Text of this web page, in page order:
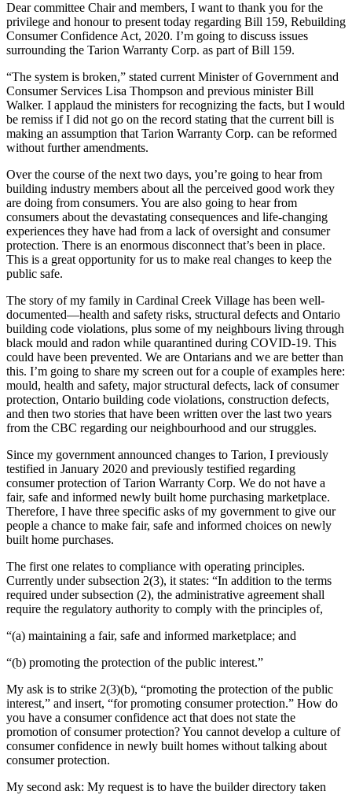
Dear committee Chair and members, I want to thank you for the
privilege and honour to present today regarding Bill 159, Rebuilding
Consumer Confidence Act, 2020. I’m going to discuss issues
surrounding the Tarion Warranty Corp. as part of Bill 159.
“The system is broken,” stated current Minister of Government and
Consumer Services Lisa Thompson and previous minister Bill
Walker. I applaud the ministers for recognizing the facts, but I would
be remiss if I did not go on the record stating that the current bill is
making an assumption that Tarion Warranty Corp. can be reformed
without further amendments.
Over the course of the next two days, you’re going to hear from
building industry members about all the perceived good work they
are doing from consumers. You are also going to hear from
consumers about the devastating consequences and life-changing
experiences they have had from a lack of oversight and consumer
protection. There is an enormous disconnect that’s been in place.
This is a great opportunity for us to make real changes to keep the
public safe.
The story of my family in Cardinal Creek Village has been well-
documented—health and safety risks, structural defects and Ontario
building code violations, plus some of my neighbours living through
black mould and radon while quarantined during COVID-19. This
could have been prevented. We are Ontarians and we are better than
this. I’m going to share my screen out for a couple of examples here:
mould, health and safety, major structural defects, lack of consumer
protection, Ontario building code violations, construction defects,
and then two stories that have been written over the last two years
from the CBC regarding our neighbourhood and our struggles.
Since my government announced changes to Tarion, I previously
testified in January 2020 and previously testified regarding
consumer protection of Tarion Warranty Corp. We do not have a
fair, safe and informed newly built home purchasing marketplace.
Therefore, I have three specific asks of my government to give our
people a chance to make fair, safe and informed choices on newly
built home purchases.
The first one relates to compliance with operating principles.
Currently under subsection 2(3), it states: “In addition to the terms
required under subsection (2), the administrative agreement shall
require the regulatory authority to comply with the principles of,
“(a) maintaining a fair, safe and informed marketplace; and
“(b) promoting the protection of the public interest.”
My ask is to strike 2(3)(b), “promoting the protection of the public
interest,” and insert, “for promoting consumer protection.” How do
you have a consumer confidence act that does not state the
promotion of consumer protection? You cannot develop a culture of
consumer confidence in newly built homes without talking about
consumer protection.
My second ask: My request is to have the builder directory taken